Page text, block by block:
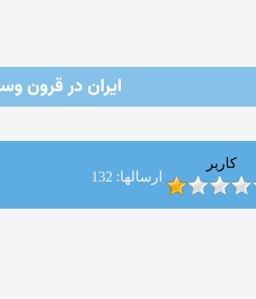
ایران در قرون
کاربر
ارسالها: 132